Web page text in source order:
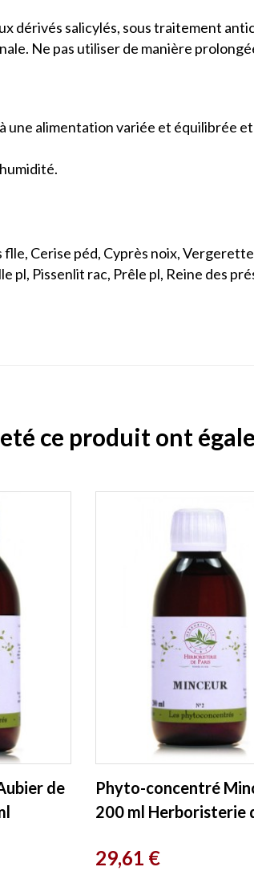
dérivés salicylés, sous traitement
Ne pas utiliser de manière
alimentation variée et équilibrée et
flle, Cerise péd, Cyprès noix,
Pissenlit rac, Prêle pl, Reine des
ce produit ont
de
Phyto-concentré
200 ml Herboristerie
Prix
29,61 €